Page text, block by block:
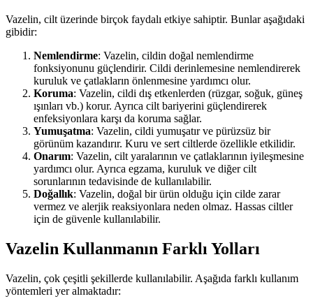
Vazelin, cilt üzerinde birçok faydalı etkiye sahiptir. Bunlar aşağıdaki
gibidir:
Nemlendirme: Vazelin, cildin doğal nemlendirme
fonksiyonunu güçlendirir. Cildi derinlemesine nemlendirerek
kuruluk ve çatlakların önlenmesine yardımcı olur.
Koruma: Vazelin, cildi dış etkenlerden (rüzgar, soğuk, güneş
ışınları vb.) korur. Ayrıca cilt bariyerini güçlendirerek
enfeksiyonlara karşı da koruma sağlar.
Yumuşatma: Vazelin, cildi yumuşatır ve pürüzsüz bir
görünüm kazandırır. Kuru ve sert ciltlerde özellikle etkilidir.
Onarım: Vazelin, cilt yaralarının ve çatlaklarının iyileşmesine
yardımcı olur. Ayrıca egzama, kuruluk ve diğer cilt
sorunlarının tedavisinde de kullanılabilir.
Doğallık: Vazelin, doğal bir ürün olduğu için cilde zarar
vermez ve alerjik reaksiyonlara neden olmaz. Hassas ciltler
için de güvenle kullanılabilir.
Vazelin Kullanmanın Farklı Yolları
Vazelin, çok çeşitli şekillerde kullanılabilir. Aşağıda farklı kullanım
yöntemleri yer almaktadır: